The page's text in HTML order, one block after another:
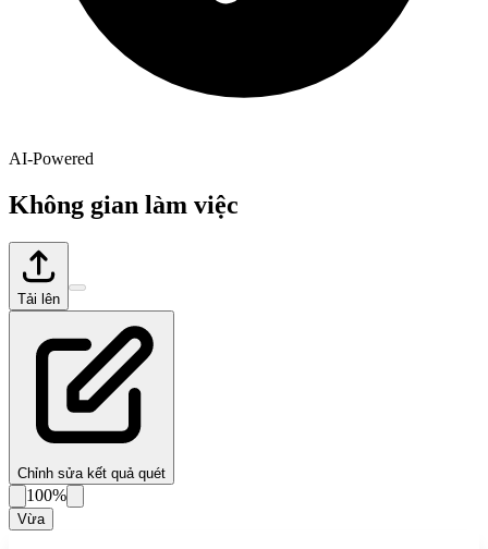
AI-Powered
Không gian làm việc
Tải lên
Chỉnh sửa kết quả quét
100%
Vừa